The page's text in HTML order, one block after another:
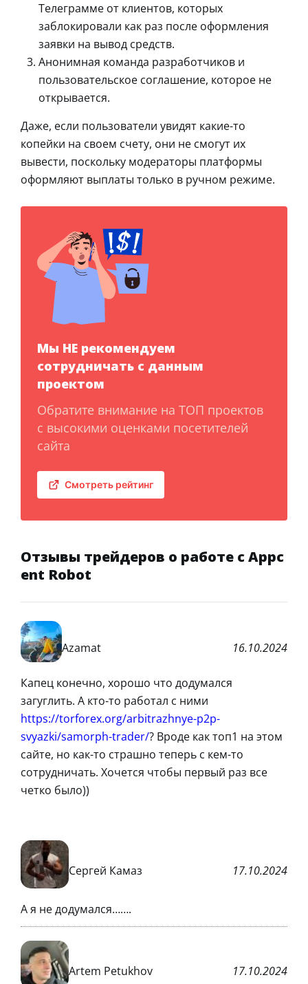
Телеграмме от клиентов, которых
заблокировали как раз после оформления
заявки на вывод средств.
Анонимная команда разработчиков и
пользовательское соглашение, которое не
открывается.
Даже, если пользователи увидят какие-то
копейки на своем счету, они не смогут их
вывести, поскольку модераторы платформы
оформляют выплаты только в ручном режиме.
Мы НЕ рекомендуем
сотрудничать с данным
проектом
Обратите внимание на ТОП проектов
с высокими оценками посетителей
сайта
Смотреть рейтинг
Отзывы трейдеров о работе с Appc
ent Robot
Azamat 16.10.2024
Капец конечно, хорошо что додумался
загуглить. А кто-то работал с ними
https://torforex.org/arbitrazhnye-p2p-
svyazki/samorph-trader/? Вроде как топ1 на этом
сайте, но как-то страшно теперь с кем-то
сотрудничать. Хочется чтобы первый раз все
четко было))
Сергей Камаз 17.10.2024
А я не додумался…….
Artem Petukhov 17.10.2024